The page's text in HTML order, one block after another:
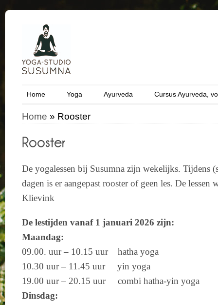
Home Yoga Ayurveda Cursus Ayurveda,
Home » Rooster
De yogalessen bij Susumna zijn wekelijks. Tijdens
dagen is er aangepast rooster of geen les. De lessen
Klievink
De lestijden vanaf 1 januari 2026 zijn:
Maandag:
09.00. uur – 10.15 uur hatha yoga
10.30 uur – 11.45 uur yin yoga
19.00 uur – 20.15 uur combi hatha-yin yoga
Dinsdag: